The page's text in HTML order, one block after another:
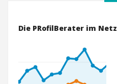
Die PRofilBerater im Netz